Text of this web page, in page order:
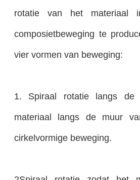
rotatie van het materiaal
composietbeweging te
vier vormen van beweging:
1. Spiraal rotatie langs de
materiaal langs de muur
cirkelvormige beweging.